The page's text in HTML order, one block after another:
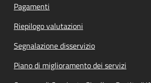
Pagamenti
Riepilogo valutazioni
Segnalazione disservizio
Piano di miglioramento dei servizi